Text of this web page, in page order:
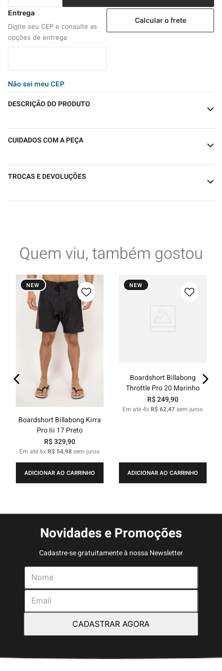
Não sei meu CEP
Calcular o frete
DESCRIÇÃO DO PRODUTO
CUIDADOS COM A PEÇA
TROCAS E DEVOLUÇÕES
Quem viu, também gostou
NEW
Boardshort Billabong Kirra
Pro Iii 17 Preto
R$329,90
Em até6xR$ 54,98sem juros
ADICIONAR AO CARRINHO
NEW
Boardshort Billabong
Throttle Pro 20 Marinho
R$249,90
Em até4xR$62,47sem juros
ADICIONAR AO CARRINHO
Novidades e Promoções
Cadastre-se gratuitamente à nossa Newsletter
CADASTRAR AGORA